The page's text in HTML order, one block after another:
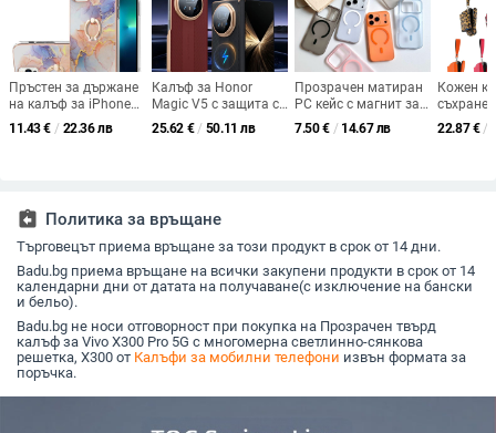
Пръстен за държане
на калъф за iPhone
8/11 Pro Max/12 Pro
Max/13 Pro Max/14
11.43€ / 22.36 лв
Калъф за Honor
Magic V5 с защита с
две оси, магнитно
зареждане и X6
25.62 € / 50.11 лв
Прозрачен матиран
PC кейс с магнит за
iPhone 16, 15 Pro
Max, 14 и 13 — ултра
7.50€ / 14.67 лв
Кожен
на
22.87€ /
assignment_return Политика за връщане
Търговецът приема връщане за този продукт в срок от 14 дни.
Badu.bg приема връщане на всички закупени продукти в срок от 14
календарни дни от датата на получаване(с изключение на бански
и бельо).
Badu.bg не носи отговорност при покупка на Прозрачен твърд
калъф за Vivo X300 Pro 5G с многомерна светлинно-сянкова
решетка, X300 от Калъфи за мобилни телефони извън формата за
поръчка.